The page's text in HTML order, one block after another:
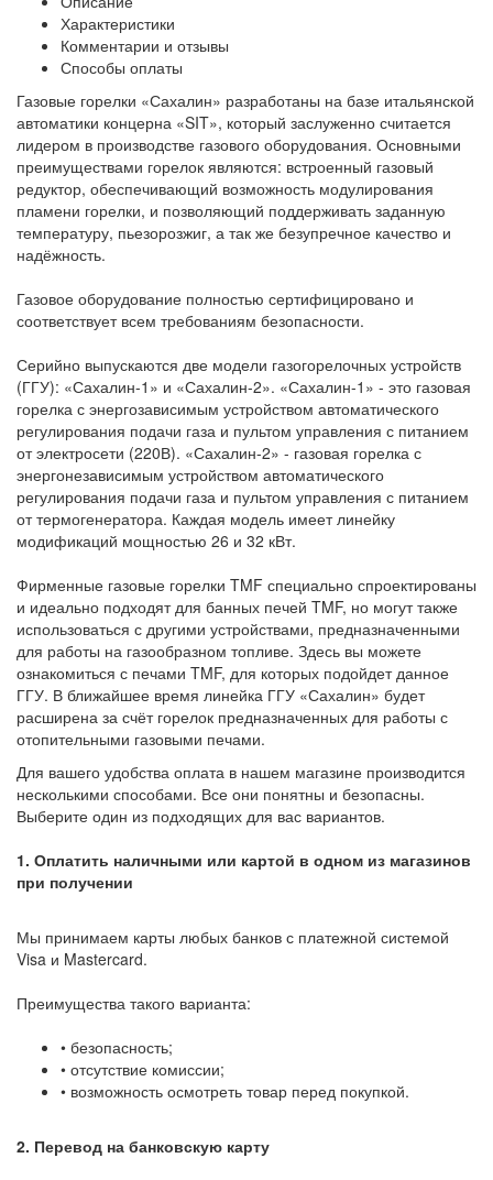
Характеристики
Комментарии и отзывы
Способы оплаты
Газовые горелки «Сахалин» разработаны на базе итальянской
автоматики концерна «SIT», который заслуженно считается
лидером в производстве газового оборудования. Основными
преимуществами горелок являются: встроенный газовый
редуктор, обеспечивающий возможность модулирования
пламени горелки, и позволяющий поддерживать заданную
температуру, пьезорозжиг, а так же безупречное качество и
надёжность.
Газовое оборудование полностью сертифицировано и
соответствует всем требованиям безопасности.
Серийно выпускаются две модели газогорелочных устройств
(ГГУ): «Сахалин-1» и «Сахалин-2». «Сахалин-1» - это газовая
горелка с энергозависимым устройством автоматического
регулирования подачи газа и пультом управления с питанием
от электросети (220В). «Сахалин-2» - газовая горелка с
энергонезависимым устройством автоматического
регулирования подачи газа и пультом управления с питанием
от термогенератора. Каждая модель имеет линейку
модификаций мощностью 26 и 32 кВт.
Фирменные газовые горелки TMF специально спроектированы
и идеально подходят для банных печей TMF, но могут также
использоваться с другими устройствами, предназначенными
для работы на газообразном топливе. Здесь вы можете
ознакомиться с печами TMF, для которых подойдет данное
ГГУ. В ближайшее время линейка ГГУ «Сахалин» будет
расширена за счёт горелок предназначенных для работы с
отопительными газовыми печами.
Для вашего удобства оплата в нашем магазине производится
несколькими способами. Все они понятны и безопасны.
Выберите один из подходящих для вас вариантов.
1. Оплатить наличными или картой в одном из магазинов
при получении
Мы принимаем карты любых банков с платежной системой
Visa и Mastercard.
Преимущества такого варианта:
• безопасность;
• отсутствие комиссии;
• возможность осмотреть товар перед покупкой.
2. Перевод на банковскую карту